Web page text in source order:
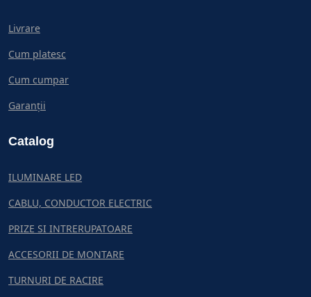
Livrare
Cum platesc
Cum cumpar
Garanții
Catalog
ILUMINARE LED
CABLU, CONDUCTOR ELECTRIC
PRIZE SI INTRERUPATOARE
ACCESORII DE MONTARE
TURNURI DE RACIRE